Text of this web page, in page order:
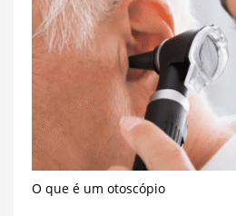
O que é um otoscópio